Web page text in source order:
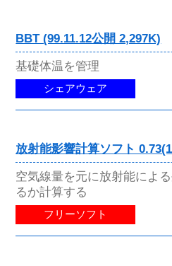
BBT (99.11.12公開 2,297K)
基礎体温を管理
シェアウェア
放射能影響計算ソフト
空気線量を元に放射能によ
るか計算する
フリーソフト